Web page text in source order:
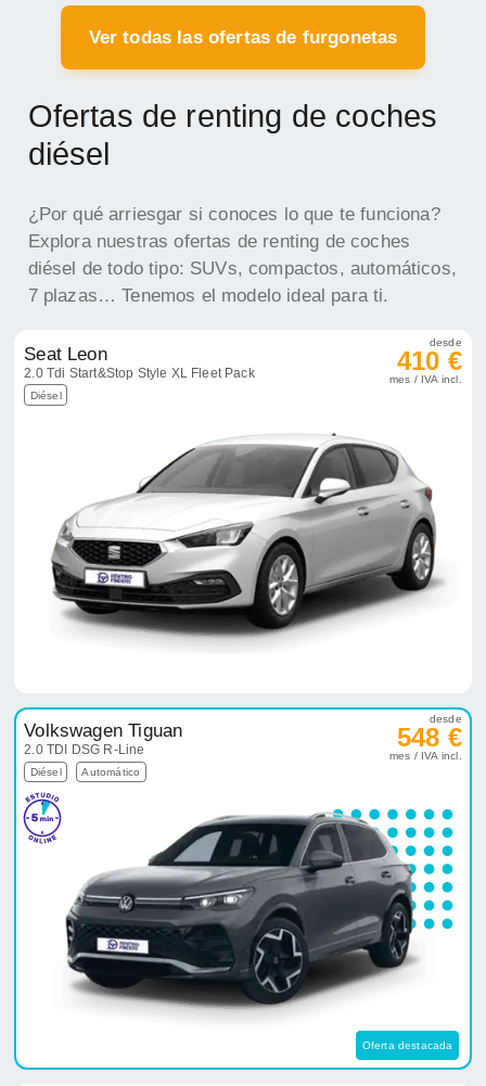
Ver todas las ofertas de furgonetas
Ofertas de renting de coches
diésel
¿Por qué arriesgar si conoces lo que te funciona?
Explora nuestras ofertas de renting de coches
diésel de todo tipo: SUVs, compactos, automáticos,
7 plazas… Tenemos el modelo ideal para ti.
Seat Leon
2.0 Tdi Start&Stop Style XL Fleet Pack
Diésel
desde
410 €
mes / IVA incl.
Volkswagen Tiguan
2.0 TDI DSG R-Line
Diésel Automático
desde
548 €
mes / IVA incl.
Oferta destacada